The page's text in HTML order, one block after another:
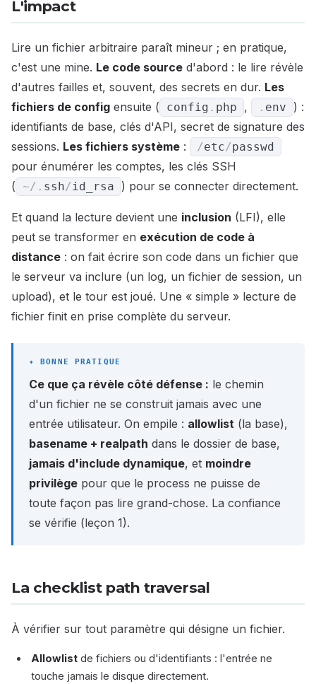
L'impact
Lire un fichier arbitraire paraît mineur ; en pratique,
c'est une mine. Le code source d'abord : le lire révèle
d'autres failles et, souvent, des secrets en dur. Les
fichiers de config ensuite ( config . php , . env
) :
identifiants de base, clés d'API, secret de signature des
sessions. Les fichiers système : /etc/passwd
pour énumérer les comptes, les clés SSH
( ~/ . ssh/id_rsa ) pour se connecter directement.
Et quand la lecture devient une inclusion (LFI), elle
peut se transformer en exécution de code à
distance : on fait écrire son code dans un fichier que
le serveur va inclure (un log, un fichier de session, un
upload), et le tour est joué. Une « simple » lecture de
fichier finit en prise complète du serveur.
Ce que ça révèle côté défense : le chemin
d'un fichier ne se construit jamais avec une
entrée utilisateur. On empile : allowlist (la base),
basename + realpath dans le dossier de base,
jamais d'include dynamique, et moindre
privilège pour que le process ne puisse de
toute façon pas lire grand-chose. La confiance
se vérifie (leçon 1).
La checklist path traversal
À vérifier sur tout paramètre qui désigne un fichier.
Allowlist de fichiers ou d'identifiants : l'entrée ne
touche jamais le disque directement.